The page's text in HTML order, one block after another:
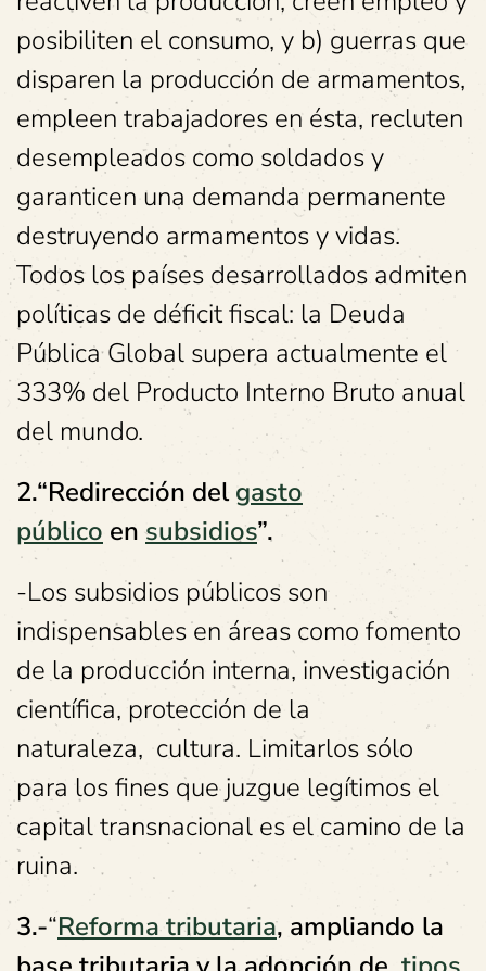
posibiliten el consumo, y b) guerras que
disparen la producción de armamentos,
empleen trabajadores en ésta, recluten
desempleados como soldados y
garanticen una demanda permanente
destruyendo armamentos y vidas.
Todos los países desarrollados admiten
políticas de déficit fiscal: la Deuda
Pública Global supera actualmente el
333% del Producto Interno Bruto anual
del mundo.
2.“Redirección del gasto
público en subsidios”.
-Los subsidios públicos son
indispensables en áreas como fomento
de la producción interna, investigación
científica, protección de la
naturaleza, cultura. Limitarlos sólo
para los fines que juzgue legítimos el
capital transnacional es el camino de la
ruina.
3.-“Reforma tributaria, ampliando la